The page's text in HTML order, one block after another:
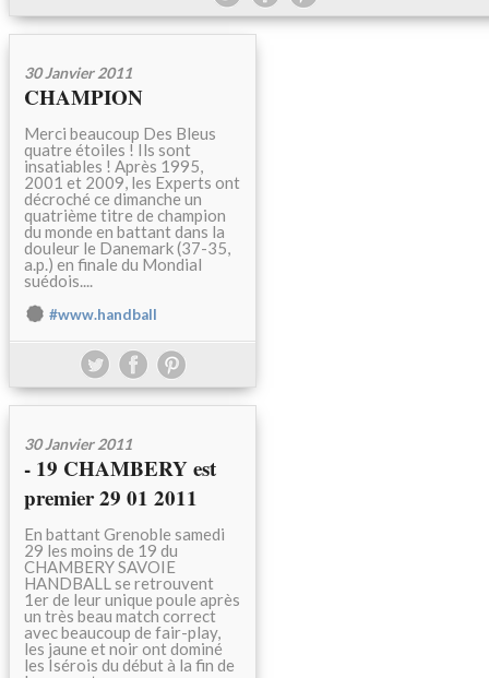
30 Janvier 2011
CHAMPION
Merci beaucoup Des Bleus
quatre étoiles ! Ils sont
insatiables ! Après 1995,
2001 et 2009, les Experts ont
décroché ce dimanche un
quatrième titre de champion
du monde en battant dans la
douleur le Danemark (37-35,
a.p.) en finale du Mondial
suédois....
#www.handball
30 Janvier 2011
- 19 CHAMBERY est
premier 29 01 2011
En battant Grenoble samedi
29 les moins de 19 du
CHAMBERY SAVOIE
HANDBALL se retrouvent
1er de leur unique poule après
un très beau match correct
avec beaucoup de fair-play,
les jaune et noir ont dominé
les Isérois du début à la fin de